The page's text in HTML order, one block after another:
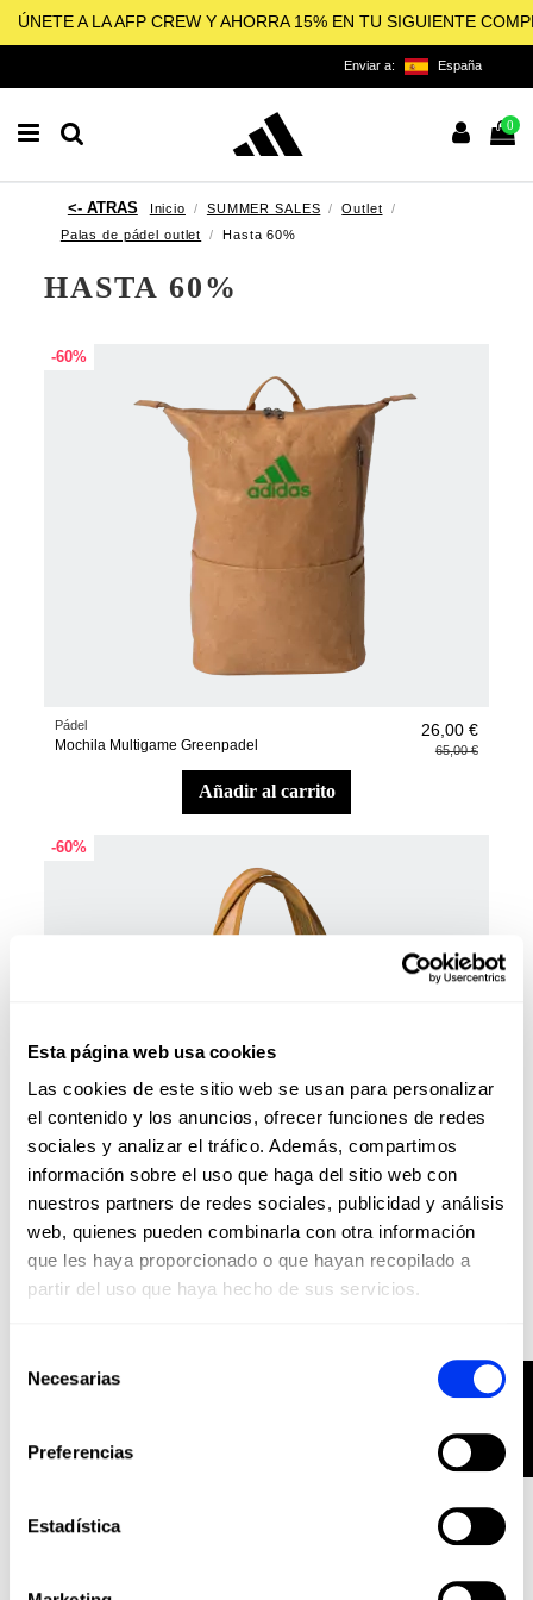
Esta página web usa cookies
Las cookies de este sitio web se usan para personalizar
el contenido y los anuncios, ofrecer funciones de redes
sociales y analizar el tráfico. Además, compartimos
información sobre el uso que haga del sitio web con
nuestros partners de redes sociales, publicidad y análisis
web, quienes pueden combinarla con otra información
que les haya proporcionado o que hayan recopilado a
partir del uso que haya hecho de sus servicios.
Necesarias
Preferencias
Estadística
ÚNETE A LA AFP CREW Y AHORRA 15% EN TU SIGUIENTE
Enviar a: España
0
Inicio SUMMER SALES
Outlet
Palas de pádel outlet
Hasta 60%
HASTA 60%
-60%
Pádel
Mochila Multigame Greenpadel
26,00 €
65,00 €
añadir al carrito
-60%
Bolsa Weekend Greenpadel 60,00 €
añadir al carrito